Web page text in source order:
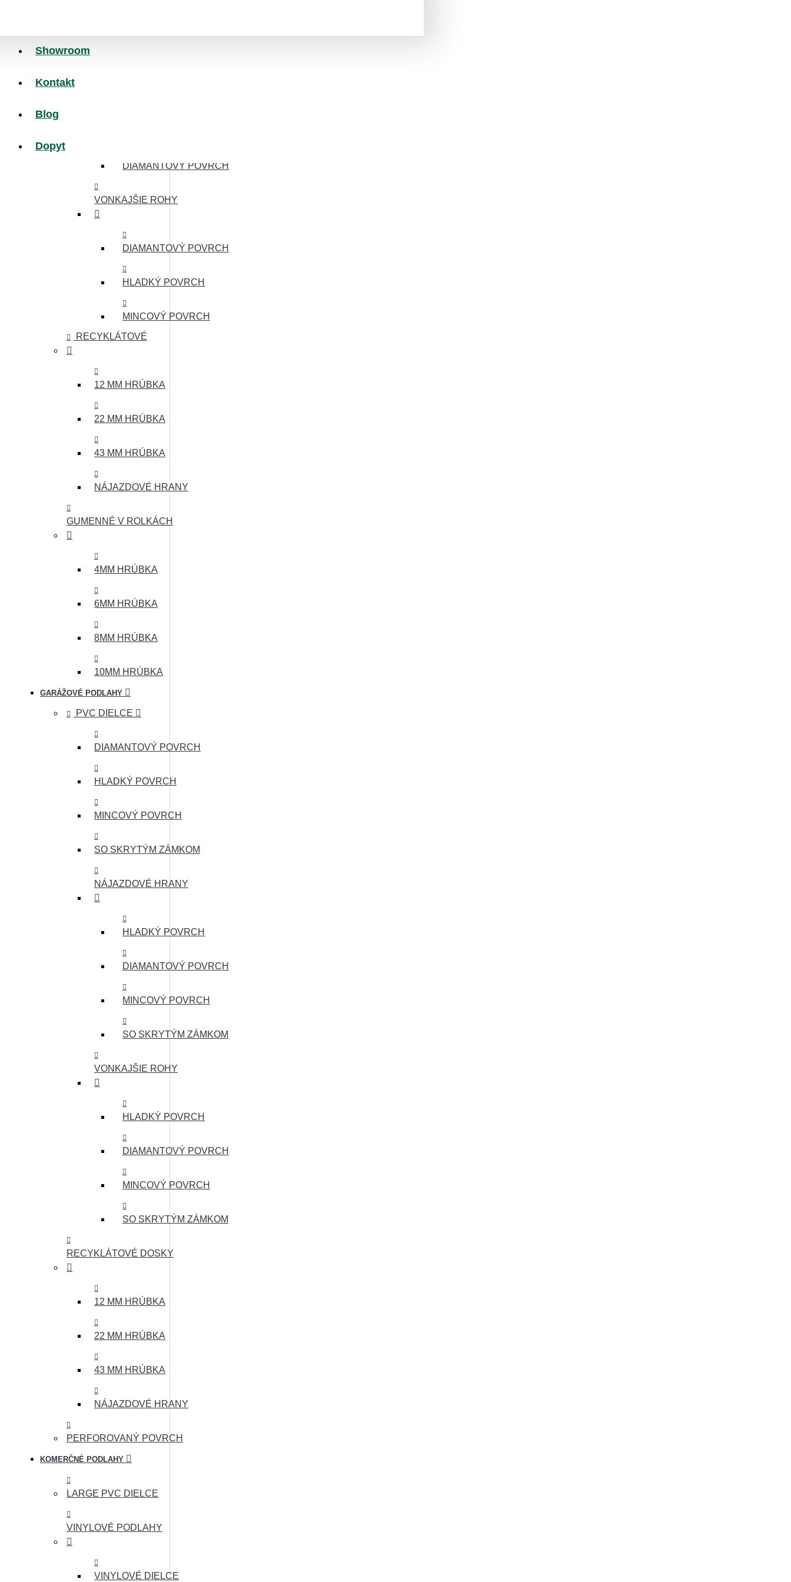
Showroom
Kontakt
Blog
Dopyt
DIAMANTOVÝ POVRCH
VONKAJŠIE ROHY
DIAMANTOVÝ POVRCH
HLADKÝ POVRCH
MINCOVÝ POVRCH
RECYKLÁTOVÉ
12 MM HRÚBKA
22 MM HRÚBKA
43 MM HRÚBKA
NÁJAZDOVÉ HRANY
GUMENNÉ V ROLKÁCH
4MM HRÚBKA
6MM HRÚBKA
8MM HRÚBKA
10MM HRÚBKA
GARÁŽOVÉ PODLAHY
PVC DIELCE
DIAMANTOVÝ POVRCH
HLADKÝ POVRCH
MINCOVÝ POVRCH
SO SKRYTÝM ZÁMKOM
NÁJAZDOVÉ HRANY
HLADKÝ POVRCH
DIAMANTOVÝ POVRCH
MINCOVÝ POVRCH
SO SKRYTÝM ZÁMKOM
VONKAJŠIE ROHY
HLADKÝ POVRCH
DIAMANTOVÝ POVRCH
MINCOVÝ POVRCH
SO SKRYTÝM ZÁMKOM
RECYKLÁTOVÉ DOSKY
12 MM HRÚBKA
22 MM HRÚBKA
43 MM HRÚBKA
NÁJAZDOVÉ HRANY
PERFOROVANÝ POVRCH
KOMERČNÉ PODLAHY
LARGE PVC DIELCE
VINYLOVÉ PODLAHY
VINYLOVÉ DIELCE